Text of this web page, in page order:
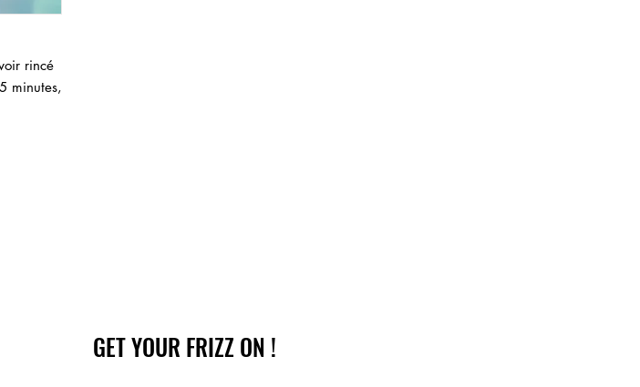
rincé
minutes,
GET YOUR FRIZZ ON !